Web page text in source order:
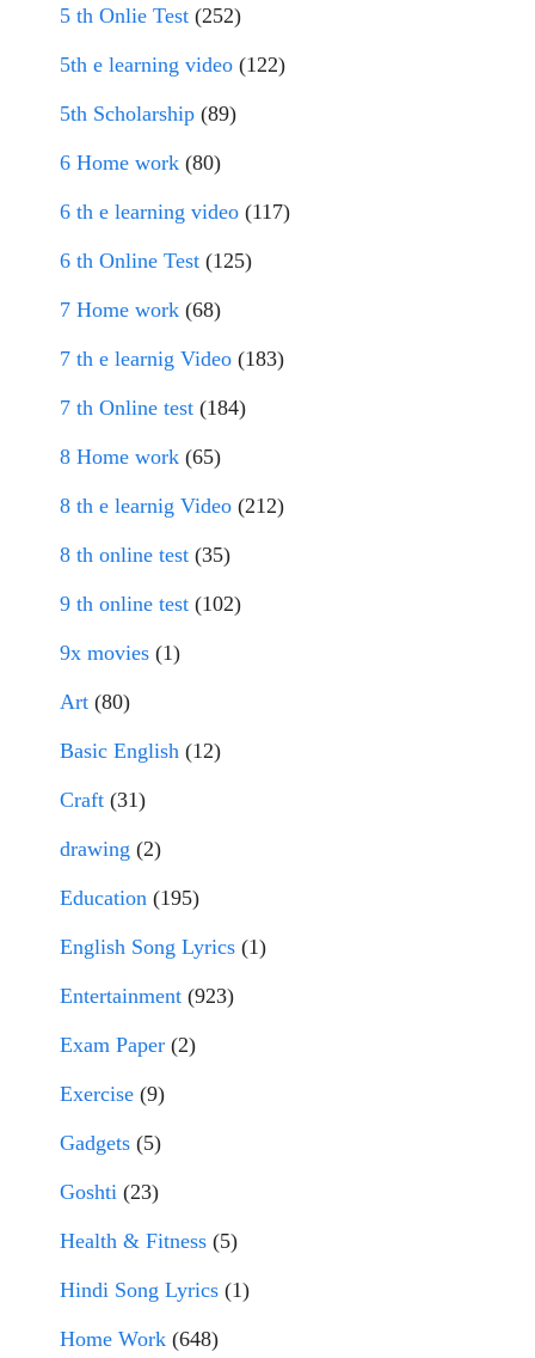
5 th Onlie Test (252)
5th e learning video (122)
5th Scholarship (89)
6 Home work (80)
6 th e learning video (117)
6 th Online Test (125)
7 Home work (68)
7 th e learnig Video (183)
7 th Online test (184)
8 Home work (65)
8 th e learnig Video (212)
8 th online test (35)
9 th online test (102)
9x movies (1)
Art (80)
Basic English (12)
Craft (31)
drawing (2)
Education (195)
English Song Lyrics (1)
Entertainment (923)
Exam Paper (2)
Exercise (9)
Gadgets (5)
Goshti (23)
Health & Fitness (5)
Hindi Song Lyrics (1)
Home Work (648)